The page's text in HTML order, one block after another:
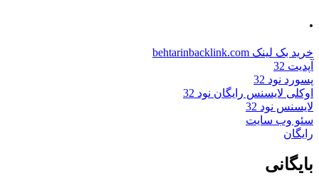
.
خرید بک لینک behtarinbacklink.com
آپدیت 32
پسورد نود 32
اوکلی لایسنس رایگان نود 32
لایسنس نود 32
سئو وب سایت
رایگان
بایگانی